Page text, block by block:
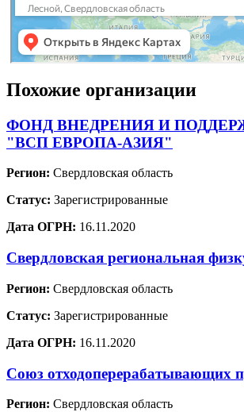
Похожие организации
ФОНД ВНЕДРЕНИЯ И
"ВСП ЕВРОПА-АЗИЯ"
Регион: Свердловская область
Статус: Зарегистрированные
Дата ОГРН: 16.11.2020
Свердловская региональная
Регион: Свердловская область
Статус: Зарегистрированные
Дата ОГРН: 16.11.2020
Союз отходоперерабатывающих
Регион: Свердловская область